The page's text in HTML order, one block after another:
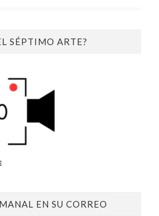
SÉPTIMO ARTE?
EN SU CORREO